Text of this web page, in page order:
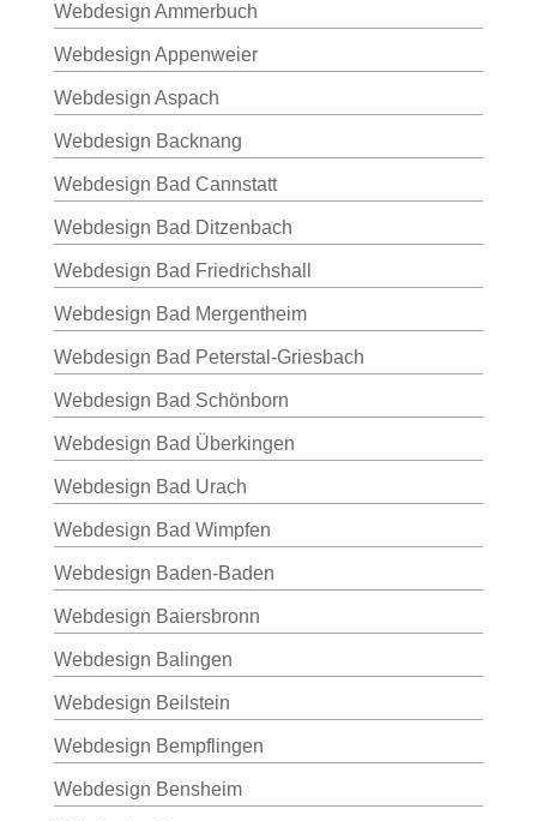
Webdesign Ammerbuch
Webdesign Appenweier
Webdesign Aspach
Webdesign Backnang
Webdesign Bad Cannstatt
Webdesign Bad Ditzenbach
Webdesign Bad Friedrichshall
Webdesign Bad Mergentheim
Webdesign Bad Peterstal-Griesbach
Webdesign Bad Schönborn
Webdesign Bad Überkingen
Webdesign Bad Urach
Webdesign Bad Wimpfen
Webdesign Baden-Baden
Webdesign Baiersbronn
Webdesign Balingen
Webdesign Beilstein
Webdesign Bempflingen
Webdesign Bensheim